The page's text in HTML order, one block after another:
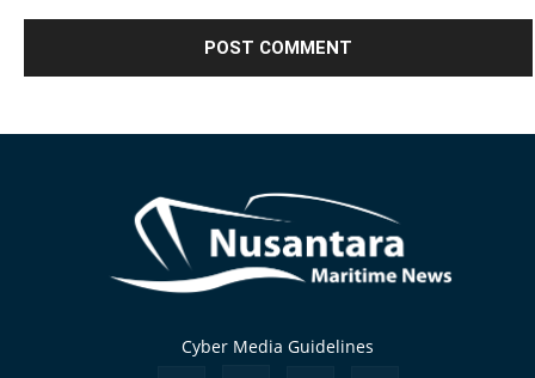
Cyber Media Guidelines